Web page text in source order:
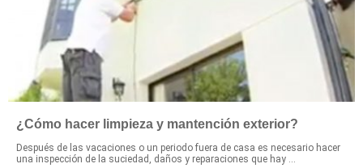
¿Cómo hacer limpieza y mantención exterior?
Después de las vacaciones o un periodo fuera de casa es necesario hacer
una inspección de la suciedad, daños y reparaciones que hay ...